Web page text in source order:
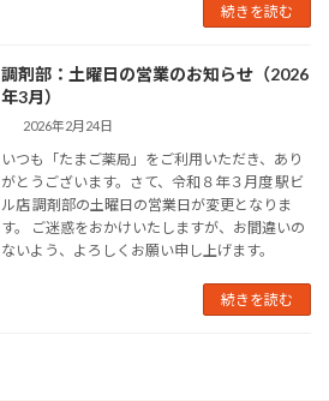
続きを読む
調剤部：土曜日の営業のお知らせ（2026
年3月）
2026年2月24日
いつも「たまご薬局」をご利用いただき、あり
がとうございます。さて、令和８年３月度 駅ビ
ル店 調剤部の土曜日の営業日が変更となりま
す。 ご迷惑をおかけいたしますが、お間違いの
ないよう、よろしくお願い申し上げます。
続きを読む